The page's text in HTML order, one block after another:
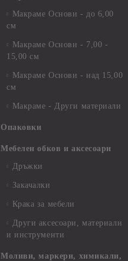
Макраме Основи - до 6,00
см
Макраме Основи - 7,00 -
15,00 см
Макраме Основи - над 15,00
см
Макраме - Други материали
Опаковки
Мебелен обков и аксесоари
Дръжки
Закачалки
Крака за мебели
Други аксесоари, материали
и инструменти
Моливи, маркери, химикали,